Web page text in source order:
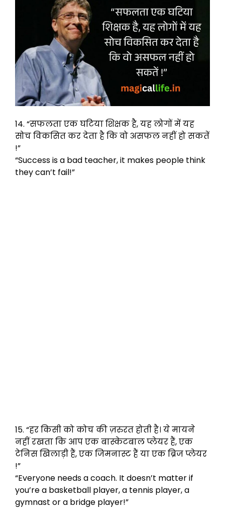
14. “सफलता एक घटिया शिक्षक है, यह लोगों में यह
सोच विकसित कर देता है कि वो असफल नहीं हो सकतें
!”
“Success is a bad teacher, it makes people think
they can’t fail!”
15. “हर किसी को कोच की ज़रुरत होती है। ये मायने
नहीं रखता कि आप एक बास्केटबाल प्लेयर हैं, एक
टेनिस खिलाड़ी हैं, एक जिमनास्ट हैं या एक ब्रिज प्लेयर
!”
“Everyone needs a coach. It doesn’t matter if
you’re a basketball player, a tennis player, a
gymnast or a bridge player!”